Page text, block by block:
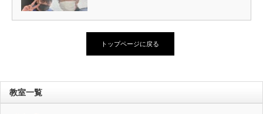
トップページに戻る
教室一覧